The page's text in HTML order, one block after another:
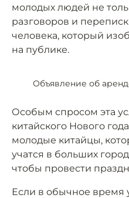
молодых людей не
разговоров и
человека, который
на публике.
Объявление об
Особым спросом эта
китайского Нового
молодые китайцы,
учатся в больших
чтобы провести
Если в обычное время